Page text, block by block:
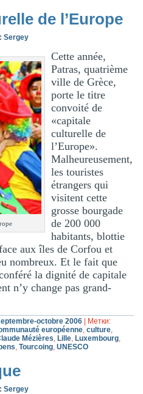
de l’Europe
Sergey
Cette année,
Patras, quatrième
ville de Grèce,
porte le titre
convoité de
«capitale
culturelle de
l’Europe».
Malheureusement,
les touristes
étrangers qui
visitent cette
grosse bourgade
de 200 000
habitants, blottie
aux îles de Corfou et
nombreux. Et le fait que
la dignité de capitale
n’y change pas grand-
octobre 2006
Метки:
européenne,culture,
Mézières, Lille, Luxembourg,
,Tourcoing,UNESCO
Sergey